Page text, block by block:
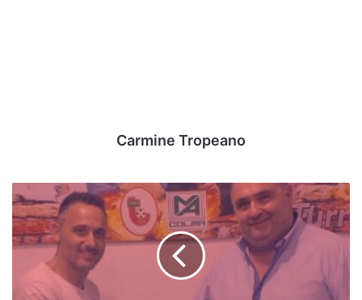
Carmine Tropeano
Serie
C
-
Turris:
nuovo